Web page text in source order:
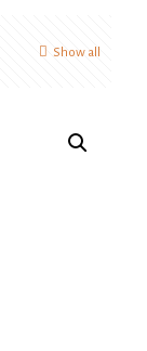
Show all